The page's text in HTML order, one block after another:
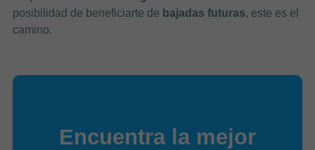
posibilidad de beneficiarte de bajadas futuras, este es el
camino.
Encuentra la mejor